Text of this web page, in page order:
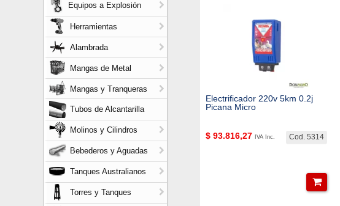
Equipos a Explosión
Herramientas
Alambrada
Mangas de Metal
Mangas y Tranqueras
Tubos de Alcantarilla
Molinos y Cilindros
Bebederos y Aguadas
Tanques Australianos
Torres y Tanques
Electrificador 220v 5km 0.2j
Picana Micro
Cod. 5314
$ 93.816,27 IVA Inc.